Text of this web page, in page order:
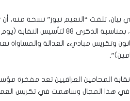
بيان، تلقت “النعيم نيوز” نسخة منه،
العراقيين. وكافة المحامين في البلاد ،
وتكريس مباديء العدالة والمساواة
المحامين العراقيين تعد
في هذا المجال وساهمت في تكريس